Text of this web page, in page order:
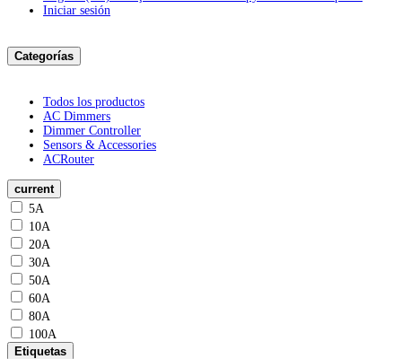
Iniciar sesión
Categorías
Todos los productos
AC Dimmers
Dimmer Controller
Sensors & Accessories
ACRouter
current
5A
10A
20A
30A
50A
60A
80A
100A
Etiquetas